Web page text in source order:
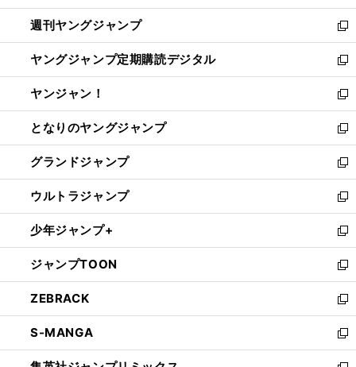
開
く
ウ
で
開
く
ン
ド
ウ
で
開
く
ウ
ィ
ン
ド
ウ
で
開
く
週刊ヤングジャンプ
新
し
い
ウ
ィ
ン
ド
ウ
で
開
く
ヤングジャンプ定期購読デジタル
新
し
い
ウ
ィ
ン
ド
ウ
で
開
く
ヤンジャン！
新
し
い
ウ
ィ
ン
ド
ウ
で
開
く
となりのヤングジャンプ
新
し
い
ウ
ィ
ン
ド
ウ
で
開
く
グランドジャンプ
新
し
い
ウ
ィ
ン
ド
ウ
で
開
く
ウルトラジャンプ
新
し
い
ウ
ィ
ン
ド
ウ
で
開
少年ジャンプ+
新
し
い
ウ
ィ
ン
ド
ウ
ジャンプTOON
新
し
い
ウ
ィ
ン
ZEBRACK
新
し
い
ウ
S-MANGA
新
し